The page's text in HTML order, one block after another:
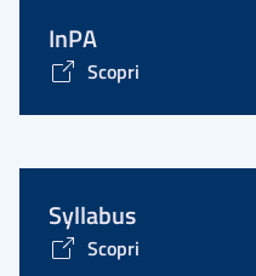
InPA
Scopri
Syllabus
Scopri